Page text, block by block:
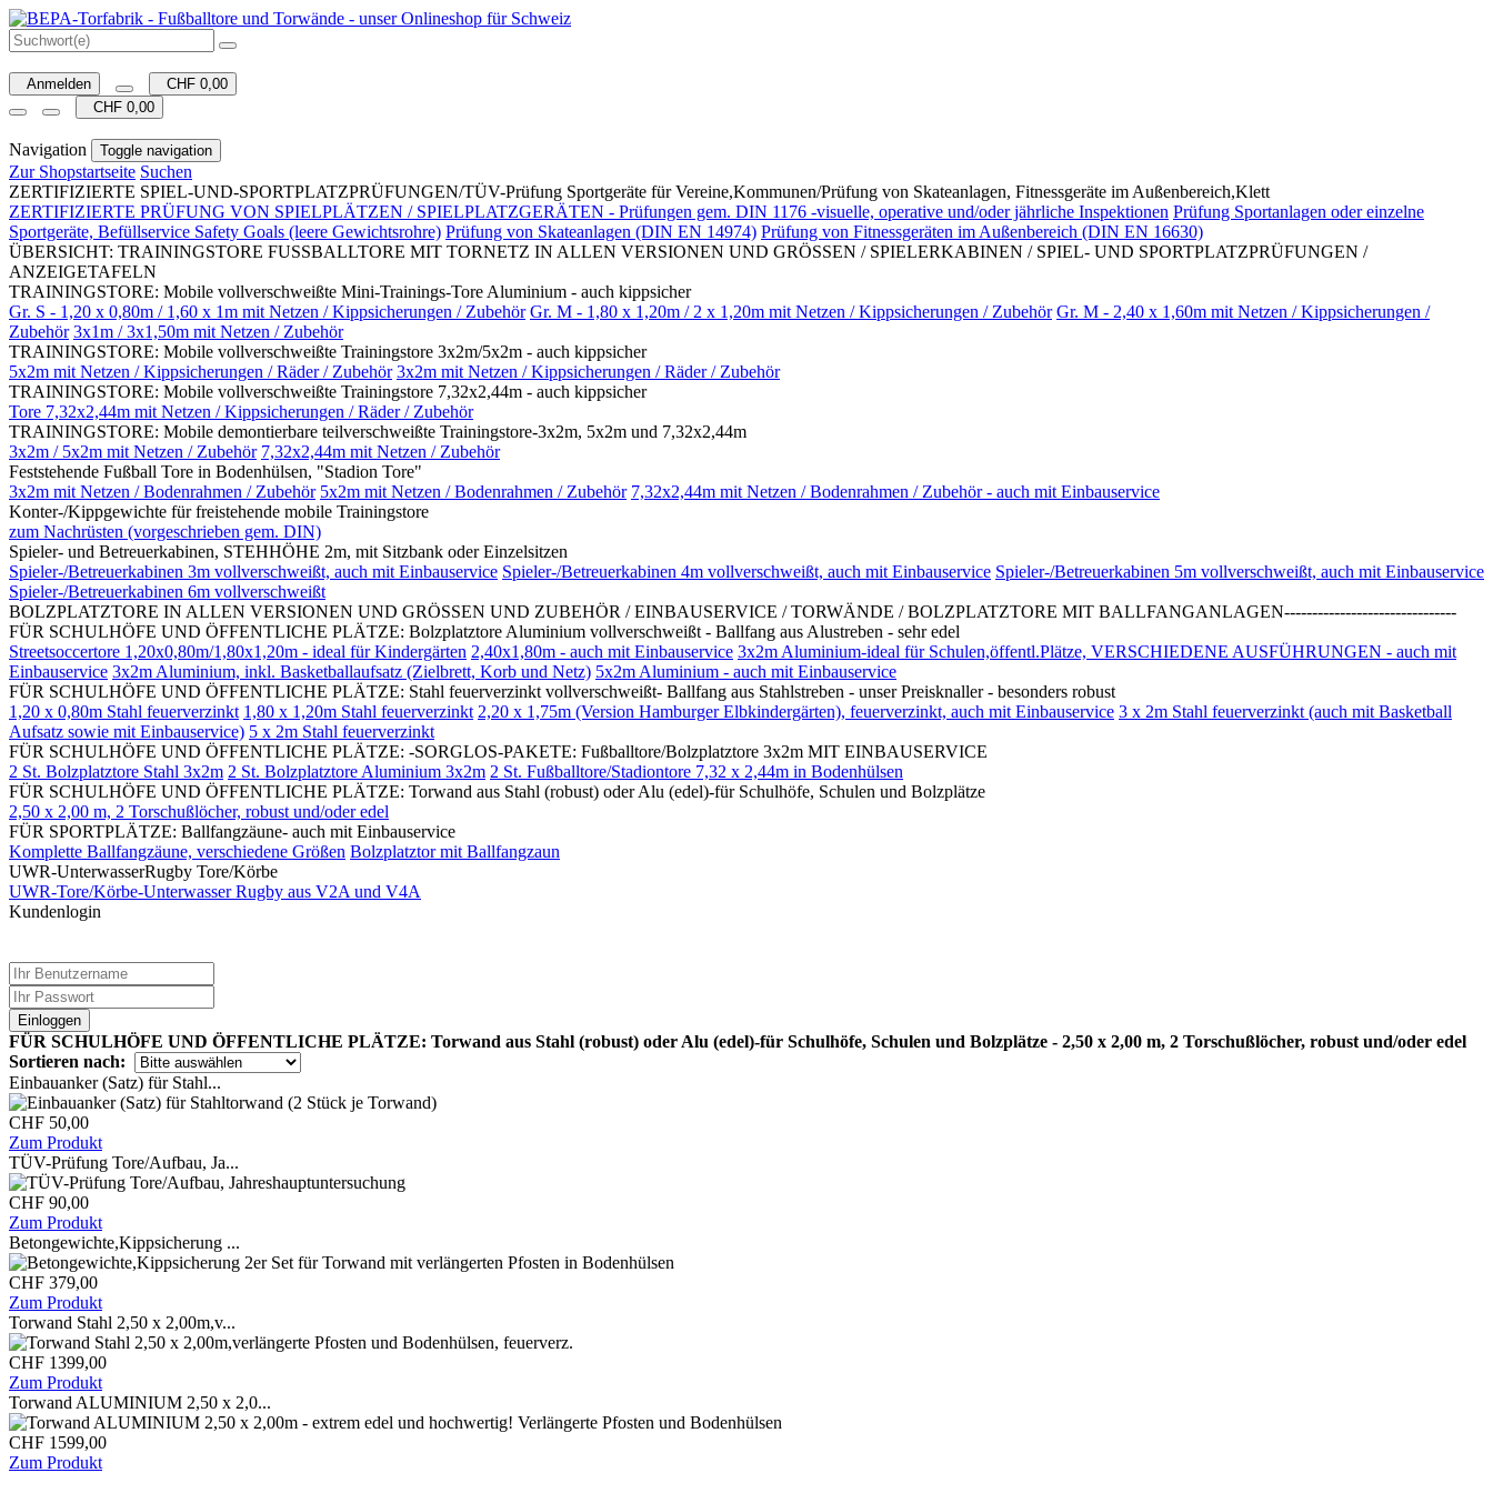
Anmelden
CHF 0,00
CHF 0,00
Navigation Toggle navigation
Zur Shopstartseite Suchen
ZERTIFIZIERTE SPIEL-UND-SPORTPLATZPRÜFUNGEN/TÜV-Prüfung Sportgeräte für Vereine,Kommunen/Prüfung von Skateanlagen, Fitnessgeräte im Außenbereich,Klett
ZERTIFIZIERTE PRÜFUNG VON SPIELPLÄTZEN / SPIELPLATZGERÄTEN - Prüfungen gem. DIN 1176 -visuelle, operative und/oder jährliche Inspektionen Prüfung Sportanlagen oder einzelne
Sportgeräte, Befüllservice Safety Goals (leere Gewichtsrohre) Prüfung von Skateanlagen (DIN EN 14974) Prüfung von Fitnessgeräten im Außenbereich (DIN EN 16630)
ÜBERSICHT: TRAININGSTORE FUSSBALLTORE MIT TORNETZ IN ALLEN VERSIONEN UND GRÖSSEN / SPIELERKABINEN / SPIEL- UND SPORTPLATZPRÜFUNGEN /
ANZEIGETAFELN
TRAININGSTORE: Mobile vollverschweißte Mini-Trainings-Tore Aluminium - auch kippsicher
Gr. S - 1,20 x 0,80m / 1,60 x 1m mit Netzen / Kippsicherungen / Zubehör Gr. M - 1,80 x 1,20m / 2 x 1,20m mit Netzen / Kippsicherungen / Zubehör Gr. M - 2,40 x 1,60m mit Netzen / Kippsicherungen /
Zubehör 3x1m / 3x1,50m mit Netzen / Zubehör
TRAININGSTORE: Mobile vollverschweißte Trainingstore 3x2m/5x2m - auch kippsicher
5x2m mit Netzen / Kippsicherungen / Räder / Zubehör 3x2m mit Netzen / Kippsicherungen / Räder / Zubehör
TRAININGSTORE: Mobile vollverschweißte Trainingstore 7,32x2,44m - auch kippsicher
Tore 7,32x2,44m mit Netzen / Kippsicherungen / Räder / Zubehör
TRAININGSTORE: Mobile demontierbare teilverschweißte Trainingstore-3x2m, 5x2m und 7,32x2,44m
3x2m / 5x2m mit Netzen / Zubehör 7,32x2,44m mit Netzen / Zubehör
Feststehende Fußball Tore in Bodenhülsen, "Stadion Tore"
3x2m mit Netzen / Bodenrahmen / Zubehör 5x2m mit Netzen / Bodenrahmen / Zubehör 7,32x2,44m mit Netzen / Bodenrahmen / Zubehör - auch mit Einbauservice
Konter-/Kippgewichte für freistehende mobile Trainingstore
zum Nachrüsten (vorgeschrieben gem. DIN)
Spieler- und Betreuerkabinen, STEHHÖHE 2m, mit Sitzbank oder Einzelsitzen
Spieler-/Betreuerkabinen 3m vollverschweißt, auch mit Einbauservice Spieler-/Betreuerkabinen 4m vollverschweißt, auch mit Einbauservice Spieler-/Betreuerkabinen 5m vollverschweißt, auch mit Einbauservice
Spieler-/Betreuerkabinen 6m vollverschweißt
BOLZPLATZTORE IN ALLEN VERSIONEN UND GRÖSSEN UND ZUBEHÖR / EINBAUSERVICE / TORWÄNDE / BOLZPLATZTORE MIT BALLFANGANLAGEN-------------------------------
FÜR SCHULHÖFE UND ÖFFENTLICHE PLÄTZE: Bolzplatztore Aluminium vollverschweißt - Ballfang aus Alustreben - sehr edel
Streetsoccertore 1,20x0,80m/1,80x1,20m - ideal für Kindergärten 2,40x1,80m - auch mit Einbauservice 3x2m Aluminium-ideal für Schulen,öffentl.Plätze, VERSCHIEDENE AUSFÜHRUNGEN - auch mit
Einbauservice 3x2m Aluminium, inkl. Basketballaufsatz (Zielbrett, Korb und Netz) 5x2m Aluminium - auch mit Einbauservice
FÜR SCHULHÖFE UND ÖFFENTLICHE PLÄTZE: Stahl feuerverzinkt vollverschweißt- Ballfang aus Stahlstreben - unser Preisknaller - besonders robust
1,20 x 0,80m Stahl feuerverzinkt 1,80 x 1,20m Stahl feuerverzinkt 2,20 x 1,75m (Version Hamburger Elbkindergärten), feuerverzinkt, auch mit Einbauservice 3 x 2m Stahl feuerverzinkt (auch mit Basketball
Aufsatz sowie mit Einbauservice) 5 x 2m Stahl feuerverzinkt
FÜR SCHULHÖFE UND ÖFFENTLICHE PLÄTZE: -SORGLOS-PAKETE: Fußballtore/Bolzplatztore 3x2m MIT EINBAUSERVICE
2 St. Bolzplatztore Stahl 3x2m 2 St. Bolzplatztore Aluminium 3x2m 2 St. Fußballtore/Stadiontore 7,32 x 2,44m in Bodenhülsen
FÜR SCHULHÖFE UND ÖFFENTLICHE PLÄTZE: Torwand aus Stahl (robust) oder Alu (edel)-für Schulhöfe, Schulen und Bolzplätze
2,50 x 2,00 m, 2 Torschußlöcher, robust und/oder edel
FÜR SPORTPLÄTZE: Ballfangzäune- auch mit Einbauservice
Komplette Ballfangzäune, verschiedene Größen Bolzplatztor mit Ballfangzaun
UWR-UnterwasserRugby Tore/Körbe
UWR-Tore/Körbe-Unterwasser Rugby aus V2A und V4A
Kundenlogin
Einloggen
FÜR SCHULHÖFE UND ÖFFENTLICHE PLÄTZE: Torwand aus Stahl (robust) oder Alu (edel)-für Schulhöfe, Schulen und Bolzplätze - 2,50 x 2,00 m, 2 Torschußlöcher, robust und/oder edel
Sortieren nach:
Einbauanker (Satz) für Stahl...
CHF 50,00
Zum Produkt
TÜV-Prüfung Tore/Aufbau, Ja...
CHF 90,00
Zum Produkt
Betongewichte,Kippsicherung ...
CHF 379,00
Zum Produkt
Torwand Stahl 2,50 x 2,00m,v...
CHF 1399,00
Zum Produkt
Torwand ALUMINIUM 2,50 x 2,0...
CHF 1599,00
Zum Produkt